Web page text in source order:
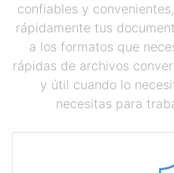
confiables y
rápidamente tus
a los formatos que
rápidas de archivos
y útil cuando lo
necesitas para